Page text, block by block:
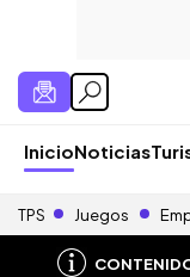
InicioNoticias
TPS Juegos